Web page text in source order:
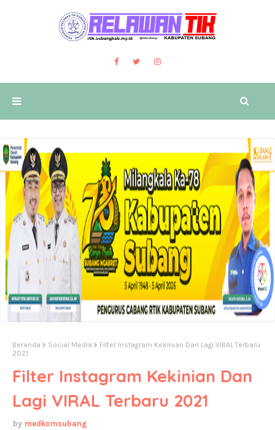
Beranda Social Media
Filter Instagram Kekinian Dan Lagi VIRAL Terbaru
2021
Filter Instagram Kekinian Dan
Lagi VIRAL Terbaru 2021
medkomsubang